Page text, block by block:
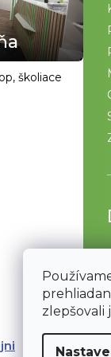
zlepšovali
školiace